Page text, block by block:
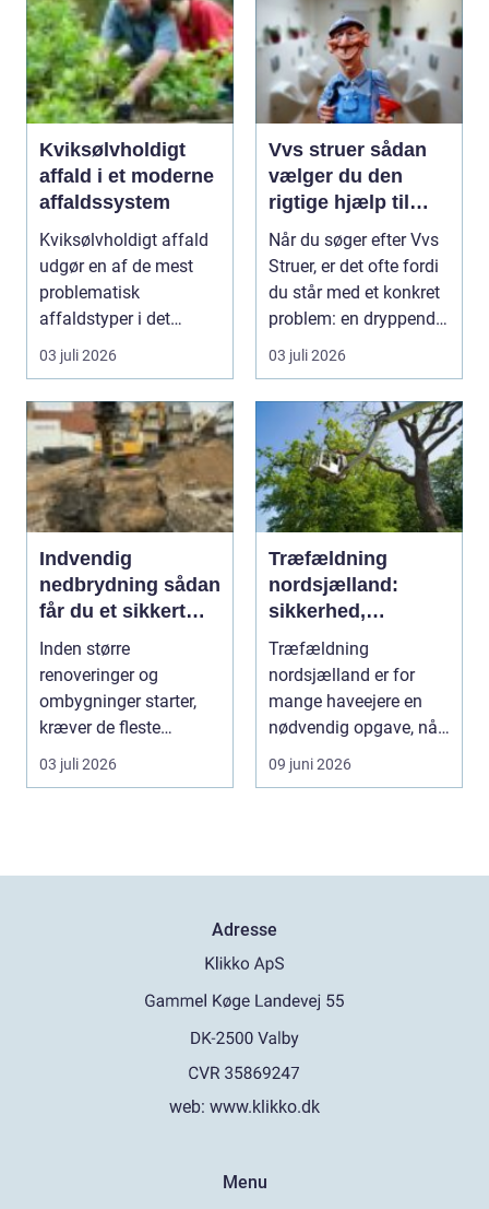
Kviksølvholdigt
affald i et moderne
affaldssystem
Kviksølvholdigt affald
udgør en af de mest
problematisk
affaldstyper i det
moderne samfund,
fordi se...
03 juli 2026
Vvs struer sådan
vælger du den
rigtige hjælp til
dine installationer
Når du søger efter Vvs
Struer, er det ofte fordi
du står med et konkret
problem: en dryppende
vandha...
03 juli 2026
Indvendig
nedbrydning sådan
får du et sikkert
udgangspunkt for
ombygning
Inden større
renoveringer og
ombygninger starter,
kræver de fleste
bygninger en grundig
indvendig ne...
03 juli 2026
Træfældning
nordsjælland:
sikkerhed,
planlægning og
professionel hjælp
Træfældning
nordsjælland er for
mange haveejere en
nødvendig opgave, når
store træer skaber
skade, s...
09 juni 2026
Adresse
web: www.klikko.dk
Menu